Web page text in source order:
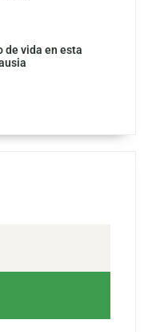
de vida en esta